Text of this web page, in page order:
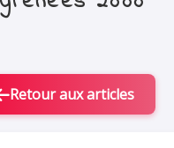
Retour aux articles